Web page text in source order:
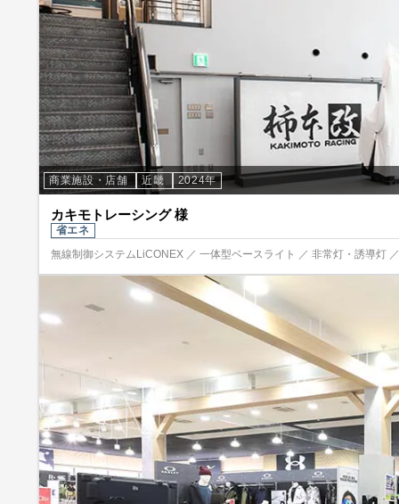
商業施設・店舗 近畿 2024年
カキモトレーシング 様
省エネ
無線制御システムLiCONEX ／ 一体型ベースライト ／ 非常灯・誘導灯